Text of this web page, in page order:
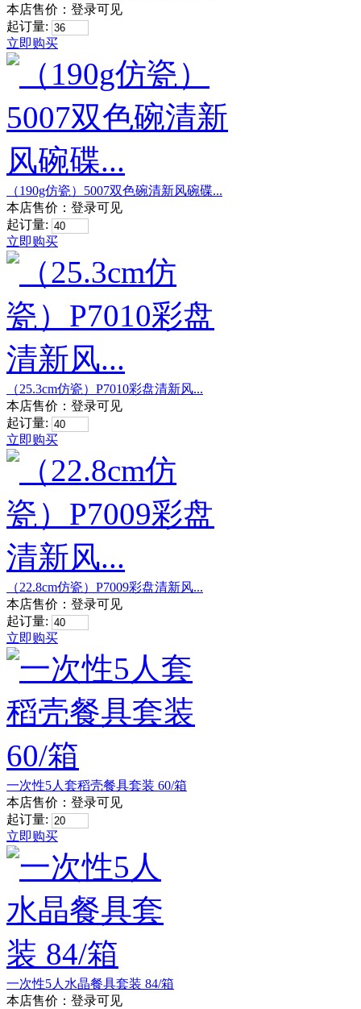
本店售价： 登录可见
起订量:
立即购买
（190g仿瓷）5007双色碗清新风碗碟...
本店售价： 登录可见
起订量:
立即购买
（25.3cm仿瓷）P7010彩盘清新风...
本店售价： 登录可见
起订量:
立即购买
（22.8cm仿瓷）P7009彩盘清新风...
本店售价： 登录可见
起订量:
立即购买
一次性5人套稻壳餐具套装 60/箱
本店售价： 登录可见
起订量:
立即购买
一次性5人水晶餐具套装 84/箱
本店售价： 登录可见